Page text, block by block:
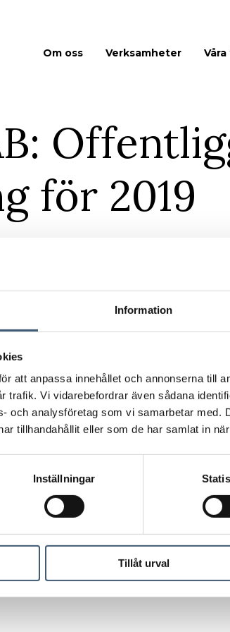
Information
att anpassa innehållet och annonserna till
trafik. Vi vidarebefordrar även sådana
och analysföretag som vi samarbetar med.
tillhandahållit eller som de har samlat in
Inställningar
Tillåt urval
Om oss Verksamheter
för 2019
årsredovisning för 2019.
hemsida
vänligen kontakta
08-505 808 33 eller mailadress
AB (publ) är skyldig att
samt Nasdaq Stockholms
för 2019